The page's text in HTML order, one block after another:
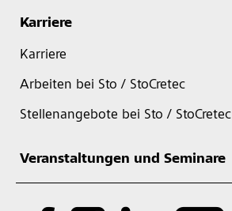
Karriere
Karriere
Arbeiten bei Sto / StoCretec
Stellenangebote bei Sto / StoCretec
Veranstaltungen und Seminare